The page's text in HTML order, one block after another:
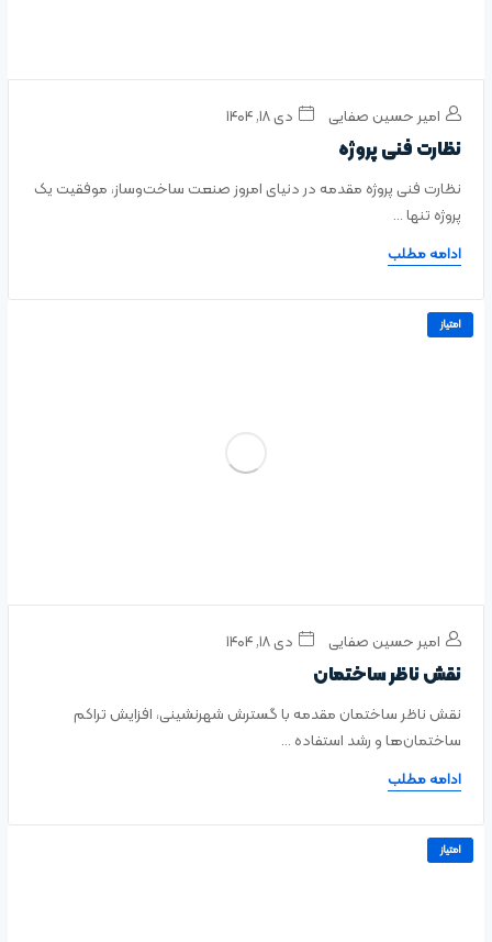
امیر حسین صفایی دی ۱۸, ۱۴۰۴
نظارت فنی پروژه
نظارت فنی پروژه مقدمه در دنیای امروز صنعت ساخت‌وساز، موفقیت یک
پروژه تنها ...
ادامه مطلب
امتیاز
امیر حسین صفایی دی ۱۸, ۱۴۰۴
نقش ناظر ساختمان
نقش ناظر ساختمان مقدمه با گسترش شهرنشینی، افزایش تراکم
ساختمان‌ها و رشد استفاده ...
ادامه مطلب
امتیاز